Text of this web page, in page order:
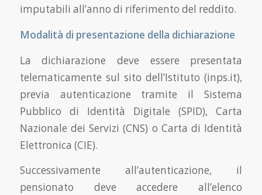
imputabili all’anno di riferimento del reddito.
Modalità di presentazione della dichiarazione
La dichiarazione deve essere presentata
telematicamente sul sito dell’Istituto (inps.it),
previa autenticazione tramite il Sistema
Pubblico di Identità Digitale (SPID), Carta
Nazionale dei Servizi (CNS) o Carta di Identità
Elettronica (CIE).
Successivamente all’autenticazione, il
pensionato deve accedere all’elenco